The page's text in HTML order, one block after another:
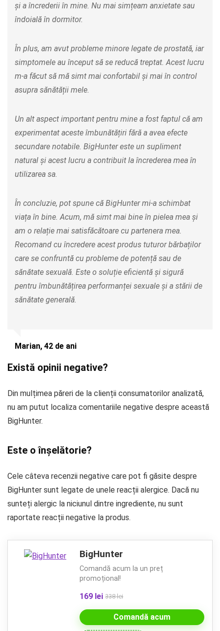
și a încrederii în mine. Nu mai simțeam anxietate sau
îndoială în dormitor.
În plus, am avut probleme minore legate de prostată, iar
simptomele au început să se reducă treptat. Acest lucru
m-a făcut să mă simt mai confortabil și mai în control
asupra sănătății mele.
Un alt aspect important pentru mine a fost faptul că am
experimentat aceste îmbunătățiri fără a avea efecte
secundare notabile. BigHunter este un supliment
natural și acest lucru a contribuit la încrederea mea în
utilizarea sa.
În concluzie, pot spune că BigHunter mi-a schimbat
viața în bine. Acum, mă simt mai bine în pielea mea și
am o relație mai satisfăcătoare cu partenera mea.
Recomand cu încredere acest produs tuturor bărbaților
care se confruntă cu probleme de potență sau de
sănătate sexuală. Este o soluție eficientă și sigură
pentru îmbunătățirea performanței sexuale și a stării de
sănătate generală.
Marian, 42 de ani
Există opinii negative?
Din mulțimea păreri de la clienții consumatorilor analizată,
nu am putut localiza comentariile negative despre această
BigHunter.
Este o înșelătorie?
Cele câteva recenzii negative care pot fi găsite despre
BigHunter sunt legate de unele reacții alergice. Dacă nu
sunteți alergic la niciunul dintre ingrediente, nu sunt
raportate reacții negative la produs.
BigHunter
Comandă acum la un preț
promoțional!
169 lei 338 lei
Comandă acum